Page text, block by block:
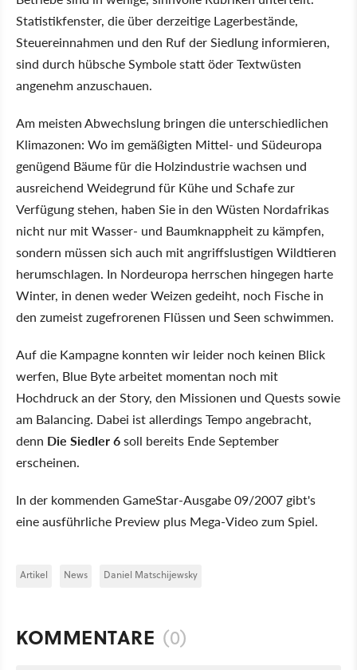
Statistikfenster, die über derzeitige Lagerbestände,
Steuereinnahmen und den Ruf der Siedlung informieren,
sind durch hübsche Symbole statt öder Textwüsten
angenehm anzuschauen.
Am meisten Abwechslung bringen die unterschiedlichen
Klimazonen: Wo im gemäßigten Mittel- und Südeuropa
genügend Bäume für die Holzindustrie wachsen und
ausreichend Weidegrund für Kühe und Schafe zur
Verfügung stehen, haben Sie in den Wüsten Nordafrikas
nicht nur mit Wasser- und Baumknappheit zu kämpfen,
sondern müssen sich auch mit angriffslustigen Wildtieren
herumschlagen. In Nordeuropa herrschen hingegen harte
Winter, in denen weder Weizen gedeiht, noch Fische in
den zumeist zugefrorenen Flüssen und Seen schwimmen.
Auf die Kampagne konnten wir leider noch keinen Blick
werfen, Blue Byte arbeitet momentan noch mit
Hochdruck an der Story, den Missionen und Quests sowie
am Balancing. Dabei ist allerdings Tempo angebracht,
denn Die Siedler 6soll bereits Ende September
erscheinen.
In der kommenden GameStar-Ausgabe 09/2007 gibt's
eine ausführliche Preview plus Mega-Video zum Spiel.
Artikel News Daniel Matschijewsky
KOMMENTARE (0)